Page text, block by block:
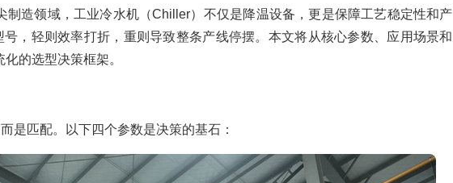
制造领域，工业冷水机（Chiller）不仅是降温设备，更是保障工艺稳定性和产
号，轻则效率打折，重则导致整条产线停摆。本文将从核心参数、应用场景和
的选型决策框架。
是匹配。以下四个参数是决策的基石：